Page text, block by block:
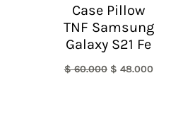
Case Pillow
TNF Samsung
Galaxy S21 Fe
$60.000 $ 48.000